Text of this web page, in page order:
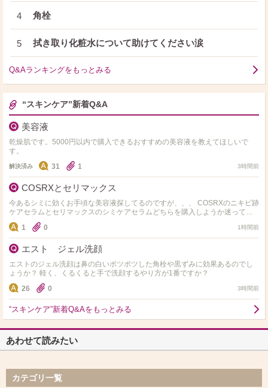
4 角栓
5 拭き取り化粧水について助けてください涙
Q&Aランキングをもっとみる
“スキンケア”新着Q&A
美容液
乾燥肌です。5000円以内で購入できるおすすめの美容液を教えてほしいで
す。
解決済み 31 1 3時間前
COSRXとセリマックス
今あるシミに効くお手頃な美容液探してるのですが、、、 COSRXのニキビ跡
ケアセラムとセリマックスのシミケアセラムどちらを購入しようか迷ってま
す。 実際使用された事ある方是非おすすめ教えて…
1 0 1時間前
エスト ジェル洗顔
エストのジェル洗顔は鼻の白いポツポツした角栓や黒ずみに効果あるのでし
ょうか？ 軽く、くるくると手で洗顔するやり方が1番ですか？
26
0 3時間前
“スキンケア”新着Q&Aをもっとみる
あわせて読みたい
カテゴリ一覧